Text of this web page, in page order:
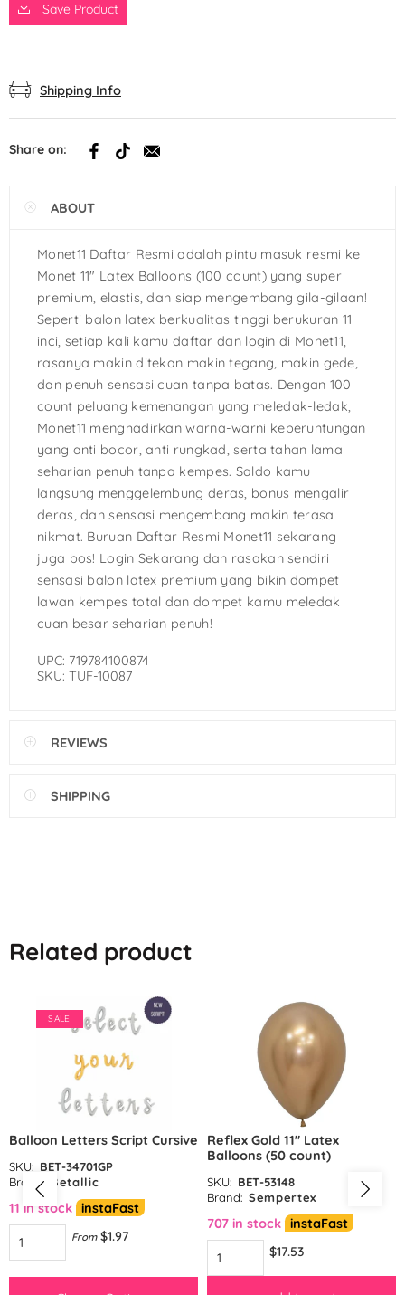
Save Product
Shipping Info
Share on:
ABOUT
Monet11 Daftar Resmi adalah pintu masuk resmi ke
Monet 11″ Latex Balloons (100 count) yang super
premium, elastis, dan siap mengembang gila-gilaan!
Seperti balon latex berkualitas tinggi berukuran 11
inci, setiap kali kamu daftar dan login di Monet11,
rasanya makin ditekan makin tegang, makin gede,
dan penuh sensasi cuan tanpa batas. Dengan 100
count peluang kemenangan yang meledak-ledak,
Monet11 menghadirkan warna-warni keberuntungan
yang anti bocor, anti rungkad, serta tahan lama
seharian penuh tanpa kempes. Saldo kamu
langsung menggelembung deras, bonus mengalir
deras, dan sensasi mengembang makin terasa
nikmat. Buruan Daftar Resmi Monet11 sekarang
juga bos! Login Sekarang dan rasakan sendiri
sensasi balon latex premium yang bikin dompet
lawan kempes total dan dompet kamu meledak
cuan besar seharian penuh!
UPC: 719784100874
SKU: TUF-10087
REVIEWS
SHIPPING
Related product
SALE
Balloon Letters Script Cursive
SKU: BET-34701GP
Brand:
Betallic
11 in stock instaFast
From $1.97
Reflex Gold 11″ Latex
Balloons (50 count)
SKU: BET-53148
Brand: Sempertex
707 in stock instaFast
$17.53